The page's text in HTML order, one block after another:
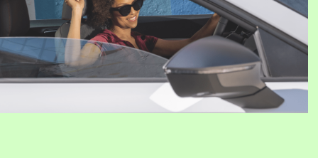
Mail schreiben Anrufen
Ar­tur
Lo­resch